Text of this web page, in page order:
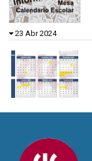
23 Abr 2024